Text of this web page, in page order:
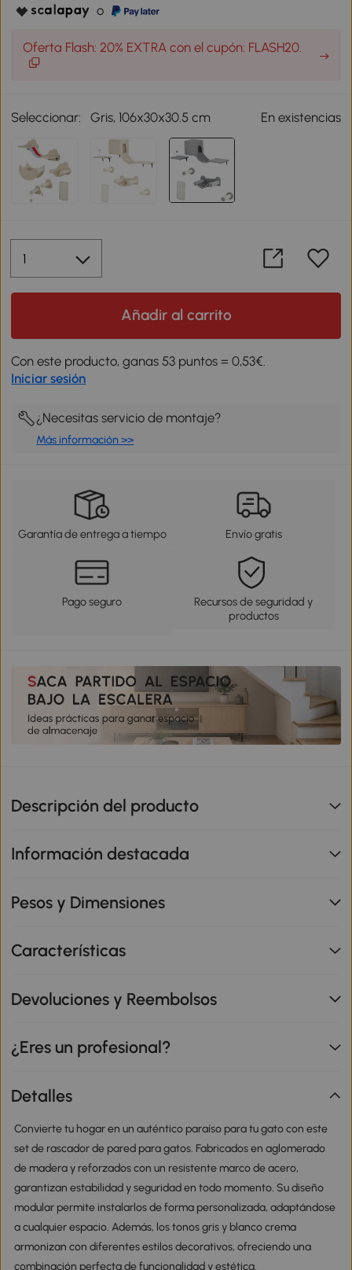
o
Oferta Flash: 20% EXTRA con el cupón: FLASH20.
Seleccionar: Gris, 106x30x30.5 cm En existencias
Añadir al carrito
Con este producto, ganas 53 puntos = 0,53€.
Iniciar sesión
¿Necesitas servicio de montaje?
Más información >>
Garantía de entrega a tiempo Envío gratis
Pago seguro
Recursos de seguridad y
productos
Descripción del producto
Información destacada
Pesos y Dimensiones
Características
Devoluciones y Reembolsos
¿Eres un profesional?
Detalles
Convierte tu hogar en un auténtico paraíso para tu gato con este
set de rascador de pared para gatos. Fabricados en aglomerado
de madera y reforzados con un resistente marco de acero,
garantizan estabilidad y seguridad en todo momento. Su diseño
modular permite instalarlos de forma personalizada, adaptándose
a cualquier espacio. Además, los tonos gris y blanco crema
armonizan con diferentes estilos decorativos, ofreciendo una
combinación perfecta de funcionalidad y estética.